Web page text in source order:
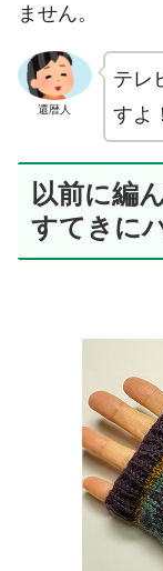
ません。
還暦人
テレ
すよ！
以前に編
すてきに